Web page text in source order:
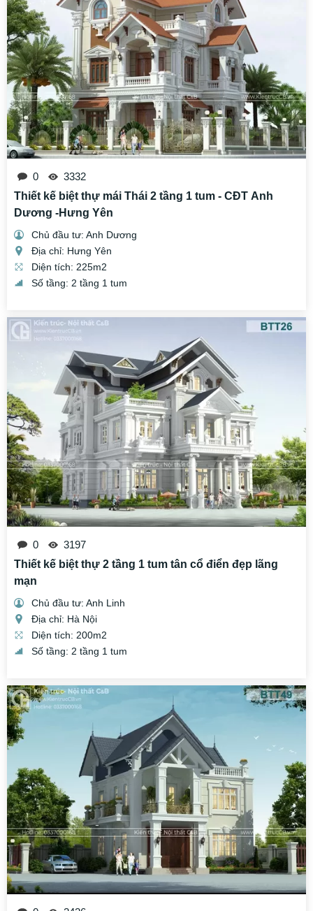
0
3332
Thiết kế biệt thự mái Thái 2 tầng 1 tum - CĐT Anh
Dương -Hưng Yên
Chủ đầu tư: Anh Dương
Địa chỉ: Hưng Yên
Diện tích: 225m2
Số tầng: 2 tầng 1 tum
0
3197
Thiết kế biệt thự 2 tầng 1 tum tân cổ điển đẹp lãng
mạn
Chủ đầu tư: Anh Linh
Địa chỉ: Hà Nội
Diện tích: 200m2
Số tầng: 2 tầng 1 tum